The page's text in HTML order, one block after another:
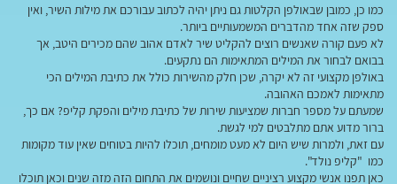
כמו כן, כמובן שבאולפן הקלטות גם ניתן יהיה לכתוב עבורכם את מילות השיר, ואין
ספק שזה אחד מהדברים המשמעותיים ביותר.
לא פעם קורה שאנשים רוצים להקליט שיר לאדם אהוב שהם מכירים היטב, אך
בבואם לבחור את המילים המתאימות הם נתקעים.
באולפן מקצועי זה לא יקרה, שכן חלק מהשירות כולל את כתיבת המילים הכי
מתאימות לאמכם האהובה.
שמעתם על מספר חברות שמציעות שירות של כתיבת מילים והפקת קליפ? אם כך,
ברור מדוע אתם מתלבטים למי לגשת.
עם זאת, ולמרות שיש היום לא מעט מומחים, תוכלו להיות בטוחים שאין עוד מקומות
כמו "קליפ נולד".
כאן תפנו אנשי מקצוע רציניים שחיים ונושמים את התחום הזה מזה שנים וכאן תוכלו